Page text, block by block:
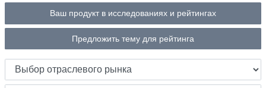
Ваш продукт в исследованиях и рейтингах
Предложить тему для рейтинга